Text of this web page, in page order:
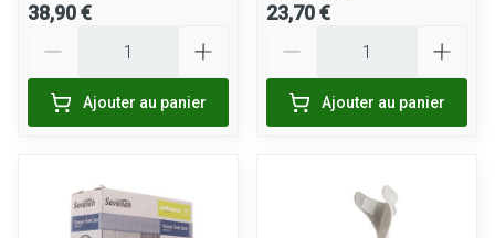
38,90 €
Ajouter au panier
23,70 €
Ajouter au panier